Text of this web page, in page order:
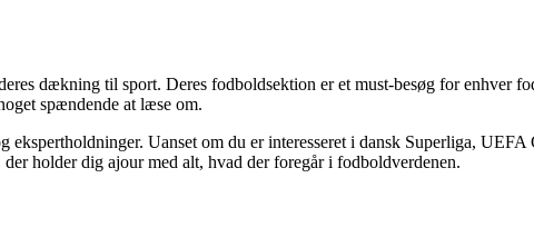
dækning til sport. Deres fodboldsektion er et must-besøg for enhver
spændende at læse om.
Uanset om du er interesseret i dansk Superliga,
holder dig ajour med alt, hvad der foregår i fodboldverdenen.